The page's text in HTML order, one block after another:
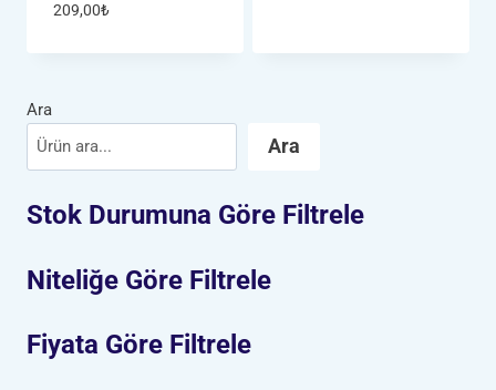
209,00₺
Ara
Ara
Stok Durumuna Göre Filtrele
Niteliğe Göre Filtrele
Fiyata Göre Filtrele